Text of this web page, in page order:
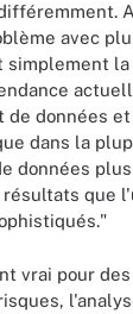
avec
simplement
de données et
dans la
données
que
vrai pour